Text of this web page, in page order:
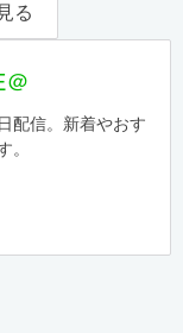
る
配信。新着やおす
。